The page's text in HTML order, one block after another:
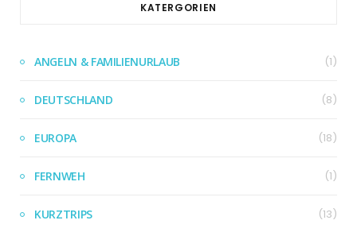
KATERGORIEN
ANGELN & FAMILIENURLAUB (1)
DEUTSCHLAND (8)
EUROPA (18)
FERNWEH (1)
KURZTRIPS (13)